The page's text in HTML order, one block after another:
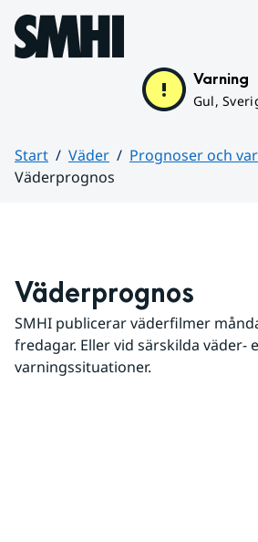
Hoppa till sidans innehåll
Varning
Gul,
Start Väder
Prognoser och
Väderprognos
Väderprognos
SMHI publicerar väderfilmer
fredagar. Eller vid särskilda väder-
varningssituationer.